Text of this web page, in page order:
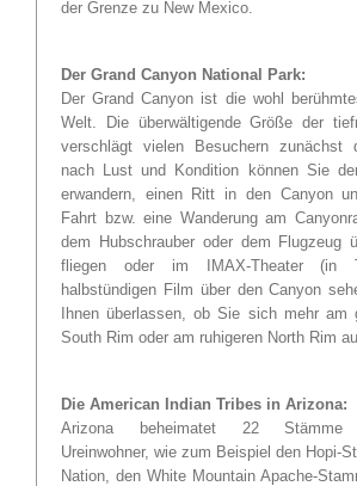
der Grenze zu New Mexico.
Der Grand Canyon National Park:
Der Grand Canyon ist die wohl
Welt. Die überwältigende Größe der
verschlägt vielen Besuchern zunächst
nach Lust und Kondition können Sie
erwandern, einen Ritt in den Canyon
Fahrt bzw. eine Wanderung am
dem Hubschrauber oder dem Flugzeug
fliegen oder im IMAX-Theater (in
halbstündigen Film über den Canyon
Ihnen überlassen, ob Sie sich mehr am
South Rim oder am ruhigeren North Rim
Die American Indian Tribes in Arizona:
Arizona beheimatet 22 Stämme
Ureinwohner, wie zum Beispiel den Hopi-
Nation, den White Mountain Apache-